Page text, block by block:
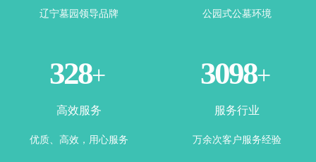
辽宁墓园领导品牌 公园式公墓环境
365+
高效服务
优质、高效，用心服务
3500+
服务行业
万余次客户服务经验